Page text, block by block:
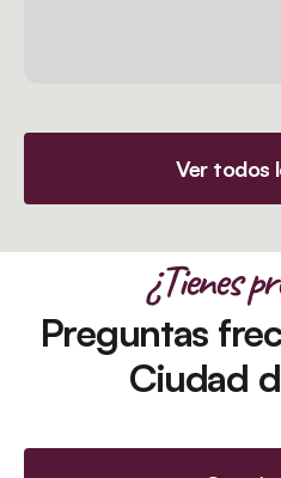
Ver todos
¿Tienes
Preguntas
Ciudad